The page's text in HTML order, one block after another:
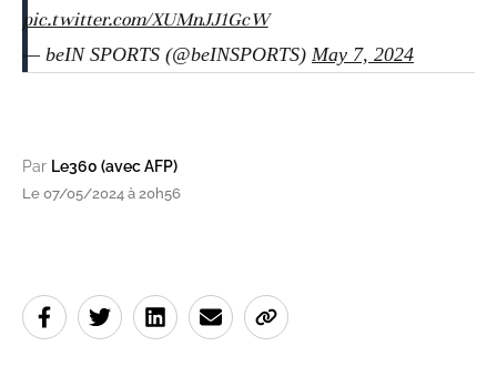
pic.twitter.com/XUMnJJ1GcW
— beIN SPORTS (@beINSPORTS) May 7, 2024
Par Le360 (avec AFP)
Le 07/05/2024 à 20h56